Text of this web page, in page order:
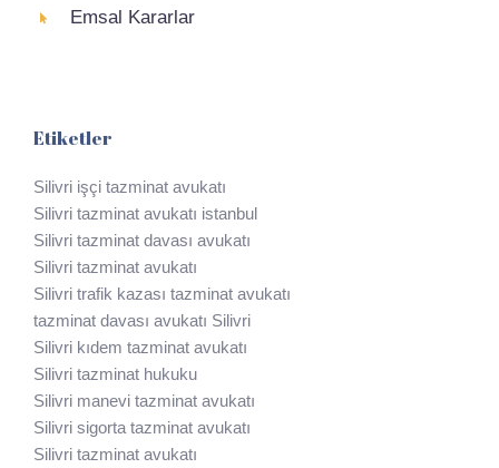
Emsal Kararlar
Etiketler
Silivri işçi tazminat avukatı
Silivri tazminat avukatı istanbul
Silivri tazminat davası avukatı
Silivri tazminat avukatı
Silivri trafik kazası tazminat avukatı
tazminat davası avukatı Silivri
Silivri kıdem tazminat avukatı
Silivri tazminat hukuku
Silivri manevi tazminat avukatı
Silivri sigorta tazminat avukatı
Silivri tazminat avukatı